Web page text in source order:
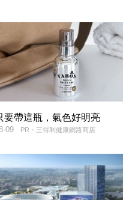
要帶這瓶，氣色好明亮
PR・三得利健康網路商店
09